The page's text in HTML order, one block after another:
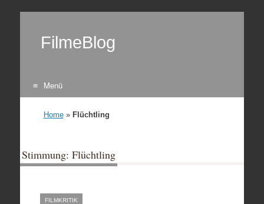
FilmeBlog
Menü
Home» Flüchtling
Stimmung: Flüchtling
FILMKRITIK